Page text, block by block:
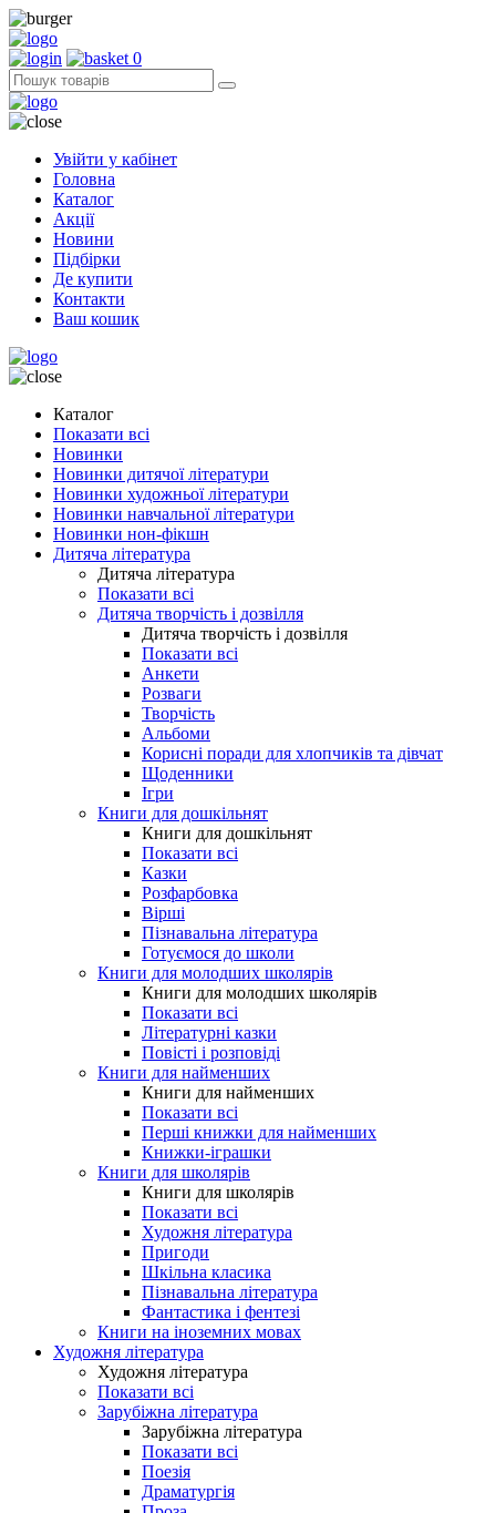
0
Увійти у кабінет
Головна
Каталог
Акції
Новини
Підбірки
Де купити
Контакти
Ваш кошик
Каталог
Показати всі
Новинки
Новинки дитячої літератури
Новинки художньої літератури
Новинки навчальної літератури
Новинки нон-фікшн
Дитяча література
Дитяча література
Показати всі
Дитяча творчість і дозвілля
Дитяча творчість і дозвілля
Показати всі
Анкети
Розваги
Творчість
Альбоми
Корисні поради для хлопчиків та дівчат
Щоденники
Ігри
Книги для дошкільнят
Книги для дошкільнят
Показати всі
Казки
Розфарбовка
Вірші
Пізнавальна література
Готуємося до школи
Книги для молодших школярів
Книги для молодших школярів
Показати всі
Літературні казки
Повісті і розповіді
Книги для найменших
Книги для найменших
Показати всі
Перші книжки для найменших
Книжки-іграшки
Книги для школярів
Книги для школярів
Показати всі
Художня література
Пригоди
Шкільна класика
Пізнавальна література
Фантастика і фентезі
Книги на іноземних мовах
Художня література
Художня література
Показати всі
Зарубіжна література
Зарубіжна література
Показати всі
Поезія
Драматургія